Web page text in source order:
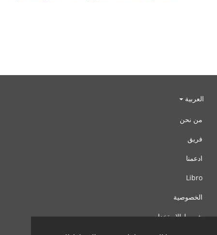
العربية
من نحن
فريق
ادعمنا
Libro
الخصوصية
شروط الإستخدام